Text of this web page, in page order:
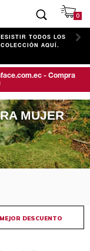
0
TODOS LOS
AQUÍ.
- Compra
MUJER